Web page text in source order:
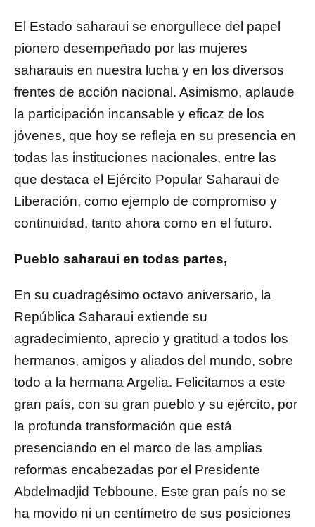
El Estado saharaui se enorgullece del papel
pionero desempeñado por las mujeres
saharauis en nuestra lucha y en los diversos
frentes de acción nacional. Asimismo, aplaude
la participación incansable y eficaz de los
jóvenes, que hoy se refleja en su presencia en
todas las instituciones nacionales, entre las
que destaca el Ejército Popular Saharaui de
Liberación, como ejemplo de compromiso y
continuidad, tanto ahora como en el futuro.
Pueblo saharaui en todas partes,
En su cuadragésimo octavo aniversario, la
República Saharaui extiende su
agradecimiento, aprecio y gratitud a todos los
hermanos, amigos y aliados del mundo, sobre
todo a la hermana Argelia. Felicitamos a este
gran país, con su gran pueblo y su ejército, por
la profunda transformación que está
presenciando en el marco de las amplias
reformas encabezadas por el Presidente
Abdelmadjid Tebboune. Este gran país no se
ha movido ni un centímetro de sus posiciones